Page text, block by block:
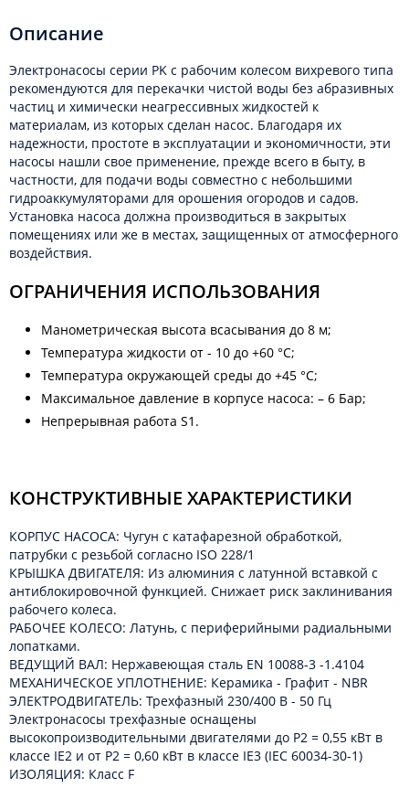
Описание
Электронасосы серии PK с рабочим колесом вихревого типа
рекомендуются для перекачки чистой воды без абразивных
частиц и химически неагрессивных жидкостей к
материалам, из которых сделан насос. Благодаря их
надежности, простоте в эксплуатации и экономичности, эти
насосы нашли свое применение, прежде всего в быту, в
частности, для подачи воды совместно с небольшими
гидроаккумуляторами для орошения огородов и садов.
Установка насоса должна производиться в закрытых
помещениях или же в местах, защищенных от атмосферного
воздействия.
ОГРАНИЧЕНИЯ ИСПОЛЬЗОВАНИЯ
Манометрическая высота всасывания до 8 м;
Температура жидкости от - 10 до +60 °C;
Температура окружающей среды до +45 °C;
Максимальное давление в корпусе насоса: – 6 Бар;
Непрерывная работа S1.
КОНСТРУКТИВНЫЕ ХАРАКТЕРИСТИКИ
КОРПУС НАСОСА: Чугун с катафарезной обработкой,
патрубки с резьбой согласно ISO 228/1
КРЫШКА ДВИГАТЕЛЯ: Из алюминия с латунной вставкой с
антиблокировочной функцией. Снижает риск заклинивания
рабочего колеса.
РАБОЧЕЕ КОЛЕСО: Латунь, с периферийными радиальными
лопатками.
ВЕДУЩИЙ ВАЛ: Нержавеющая сталь EN 10088-3 -1.4104
МЕХАНИЧЕСКОЕ УПЛОТНЕНИЕ: Керамика - Графит - NBR
ЭЛЕКТРОДВИГАТЕЛЬ: Трехфазный 230/400 В - 50 Гц
Электронасосы трехфазные оснащены
высокопроизводительными двигателями до P2 = 0,55 кВт в
классе IE2 и от P2 = 0,60 кВт в классе IE3 (IEC 60034-30-1)
ИЗОЛЯЦИЯ: Класс F